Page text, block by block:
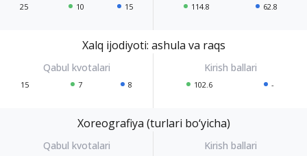
25 10 15 114.8 62.8
Xalq ijodiyoti: ashula va raqs
15 7 8 102.6 -
Xoreografiya (turlari bo‘yicha)